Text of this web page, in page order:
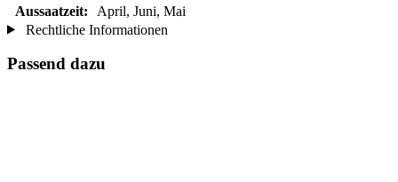
Aussaatzeit:
April, Juni, Mai
Rechtliche Informationen
Passend dazu